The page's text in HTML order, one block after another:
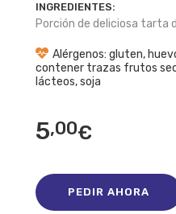
INGREDIENTES:
Porción de deliciosa tarta
Alérgenos: gluten,
contener trazas frutos
lácteos, soja
5,00€
PEDIR AHORA